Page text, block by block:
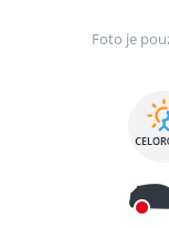
Foto je